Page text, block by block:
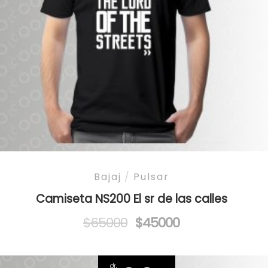
Bajaj / Pulsar
Camiseta NS200 El sr de las calles
$65000 Original
$65000.
$45000Current